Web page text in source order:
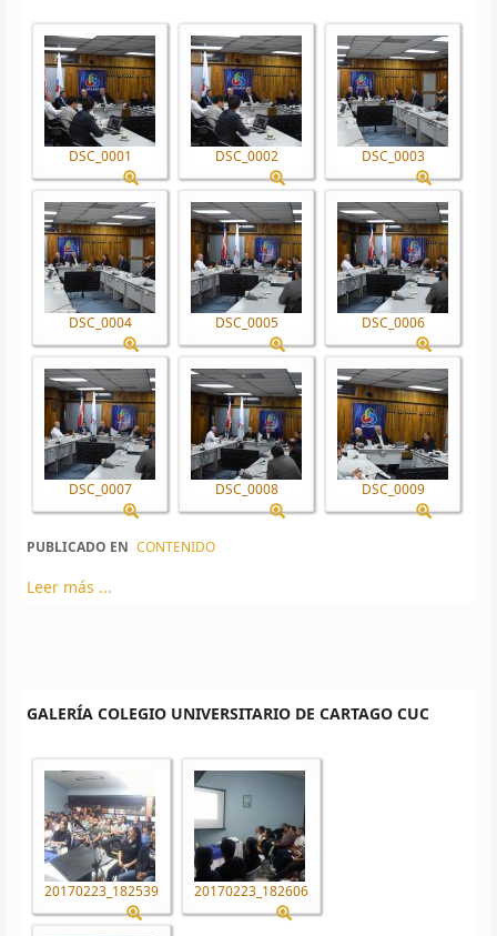
DSC_0001 DSC_0002 DSC_0003
DSC_0004 DSC_0005 DSC_0006
DSC_0007 DSC_0008 DSC_0009
PUBLICADO EN CONTENIDO
Leer más ...
GALERÍA COLEGIO UNIVERSITARIO DE CARTAGO CUC
20170223_182539 20170223_182606